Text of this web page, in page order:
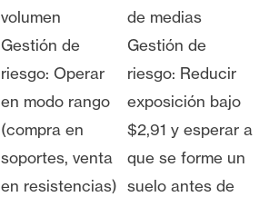
volumen
Gestión de
riesgo: Operar
en modo rango
(compra en
soportes, venta
en resistencias)
de medias
Gestión de
riesgo: Reducir
exposición bajo
$2,91 y esperar a
que se forme un
suelo antes de